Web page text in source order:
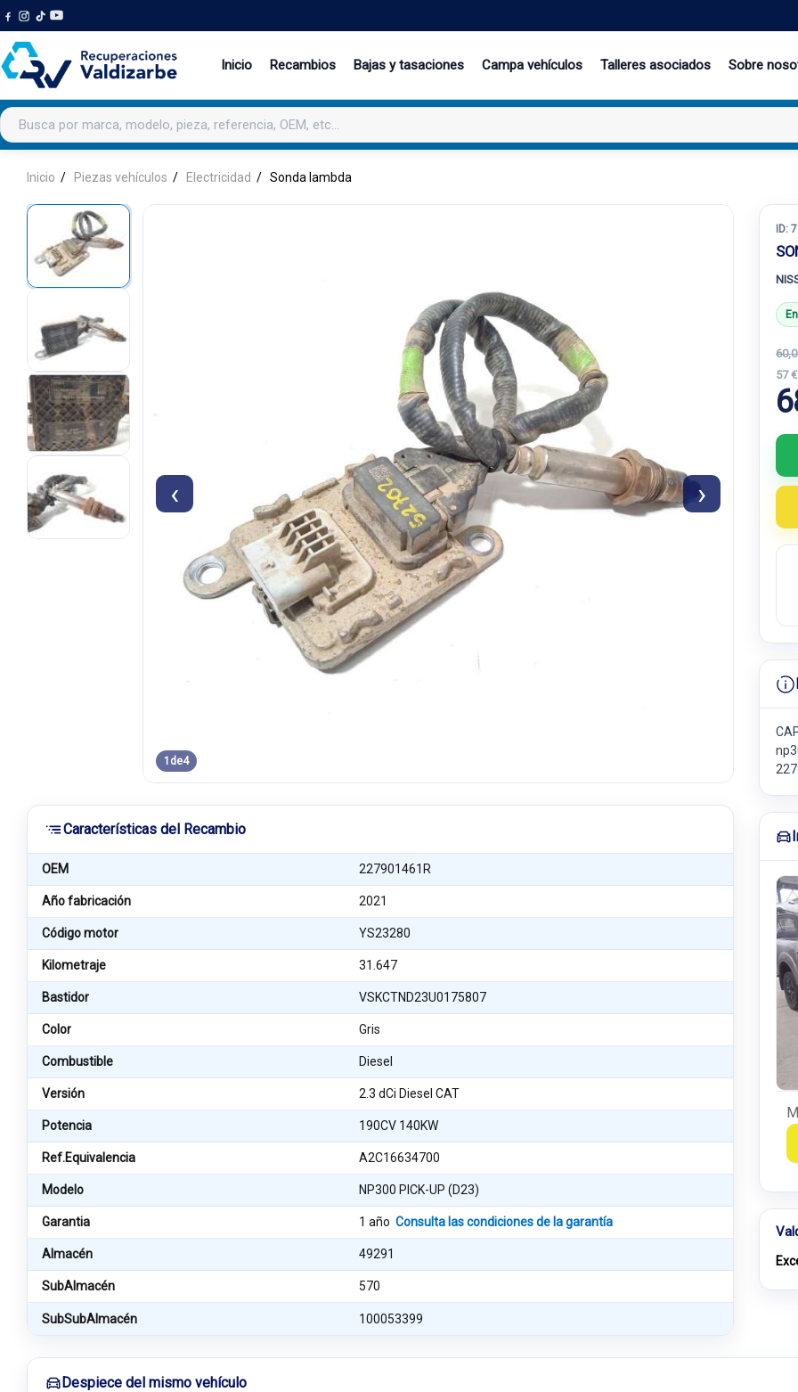
Inicio Recambios Bajas y tasaciones Campa vehículos Talleres asociados Sobre
Buscar productos
Inicio Piezas vehículos Electricidad Sonda lambda
‹ ›
1 de4
Características del Recambio
OEM 227901461R
Año fabricación 2021
Código motor YS23280
Kilometraje 31.647
Bastidor VSKCTND23U0175807
Color Gris
Combustible Diesel
Versión 2.3 dCi Diesel CAT
Potencia 190CV 140KW
Ref.Equivalencia A2C16634700
Modelo NP300 PICK-UP (D23)
Garantia 1 añoConsulta las condiciones de la garantía
Almacén 49291
SubAlmacén 570
SubSubAlmacén 100053399
ID:
57
Despiece del mismo vehículo